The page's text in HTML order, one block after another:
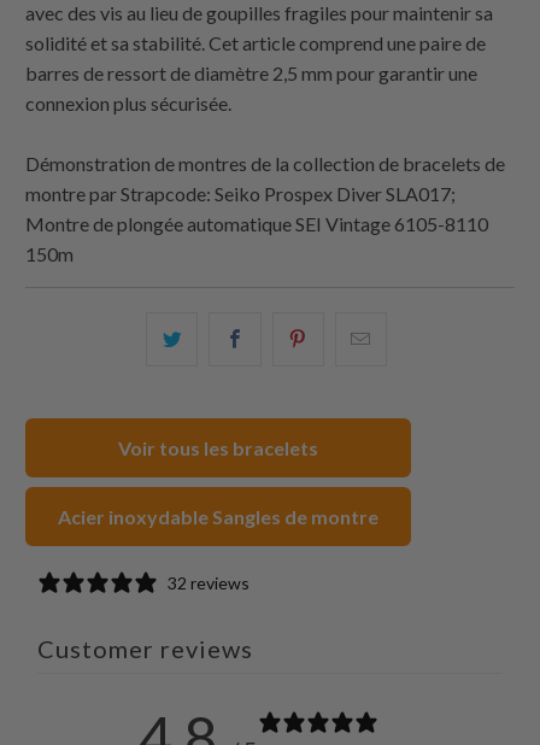
avec des vis au lieu de goupilles fragiles pour maintenir sa
solidité et sa stabilité. Cet article comprend une paire de
barres de ressort de diamètre 2,5 mm pour garantir une
connexion plus sécurisée.
Démonstration de montres de la collection de bracelets de
montre parStrapcode: Seiko Prospex Diver SLA017;
Montre de plongée automatique SEI Vintage 6105-8110
150m
Partagez Partager Partagez
Voir tous les bracelets
Acier inoxydable Sangles de montre
32 reviews
Customer reviews